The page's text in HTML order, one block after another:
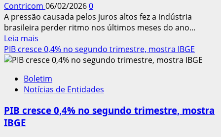
ou
mais
cai
21,7%
Contricom 06/02/20260
A pressão causada pelos juros altos fez a indústria
brasileira perder ritmo nos últimos meses do ano...
Leia mais
mais
sobre
fecha
2025
alta
PIB cresce 0,4% no segundo trimestre, mostra IBGE
Boletim
Notícias de Entidades
PIB cresce 0,4% no segundo trimestre, mostra
IBGE